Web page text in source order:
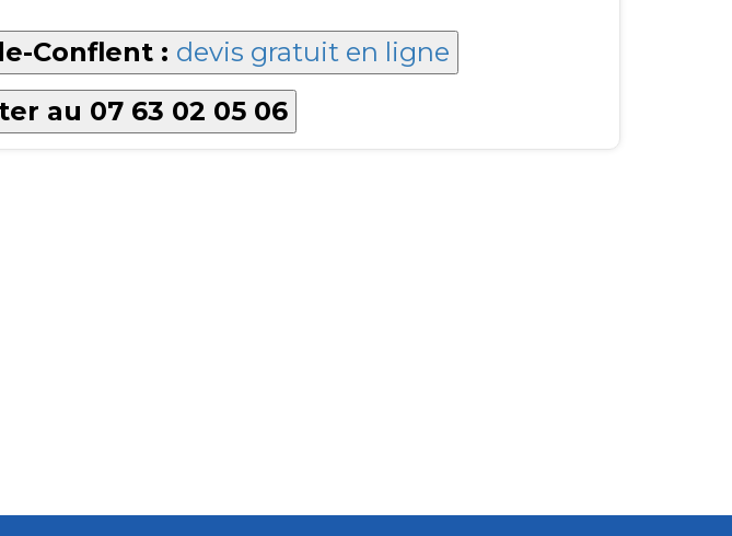
Conflent : devis gratuit en ligne
au 07 63 02 05 06